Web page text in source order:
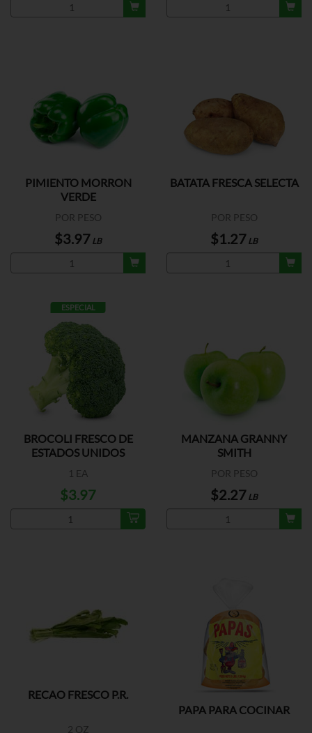
PIMIENTO MORRON
VERDE
POR PESO
$3.97 LB
BATATA FRESCA SELECTA
POR PESO
$1.27 LB
ESPECIAL
BROCOLI FRESCO DE
ESTADOS UNIDOS
1 EA
$3.97
MANZANA GRANNY
SMITH
POR PESO
$2.27 LB
RECAO FRESCO P.R.
2 OZ
PAPA PARA COCINAR